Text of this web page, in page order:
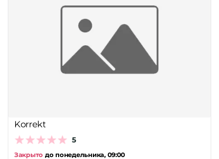
Korrekt
5
Закрыто до понедельника, 09:00